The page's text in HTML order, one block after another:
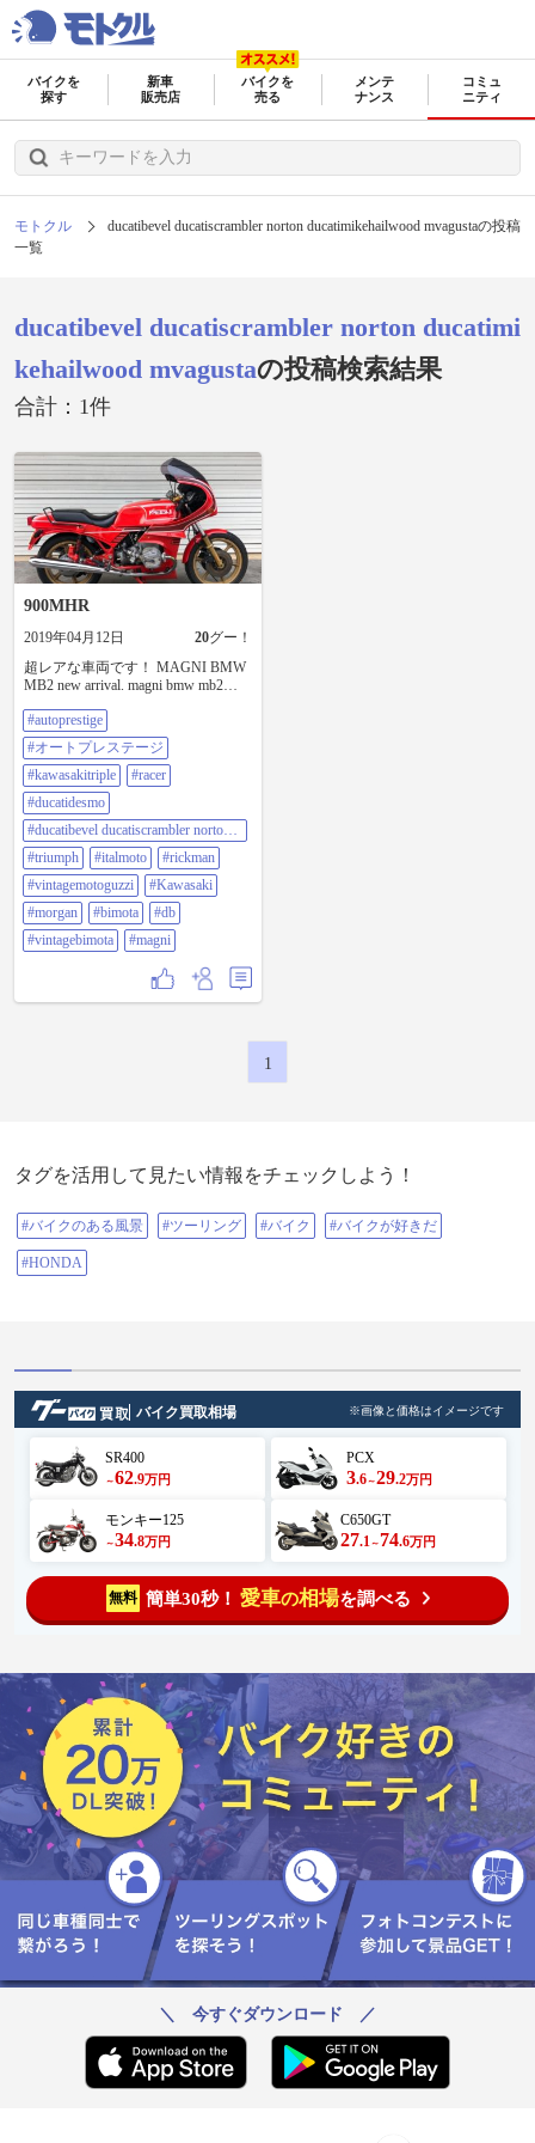
バイクを
探す
新車
販売店
バイクを
売る
メンテ
ナンス
コミュ
ニティ
モトクル
ducatibevel ducatiscrambler norton ducatimikehailwood mvagustaの投稿
一覧
ducatibevel ducatiscrambler norton ducatimi
kehailwood mvagustaの投稿検索結果
合計：1件
900MHR
2019年04月12日 20グー！
超レアな車両です！ MAGNI BMW
MB2 new arrival. magni bmw mb2
#kawasakitriple #racer #ducatidesmo
##ducatibevel #ducatiscrambler #norton
#ducatimikehailwood #mvagusta
#triumph #italmoto #rickman
#vintagemotoguzzi #kawasaki mach
#morgan #bimota#db-1#vintagebimota
#magni
#autoprestige
#オートプレステージ
#kawasakitriple
#racer
#ducatidesmo
#ducatibevel ducatiscrambler norton
ducatimikehailwood mvagusta
#triumph #italmoto
#rickman
#vintagemotoguzzi
#Kawasaki
#morgan
#bimota
#db
#vintagebimota
#magni
1
タグを活用して見たい情報をチェックしよう！
#バイクのある風景 #ツーリング #バイク #バイクが好きだ
#HONDA
バイク買取相場 ※画像と価格はイメージです
SR400
～62.9万円
PCX
3.6～29.2万円
モンキー125
～34.8万円
C650GT
27.1 ～ 74.6万円
無料 簡単30秒！ 愛車の相場を調べる
＼ 今すぐダウンロード ／